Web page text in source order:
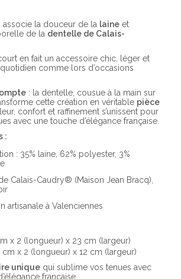
associe la douceur de la laine et
de la dentelle de Calais-
en fait un accessoire chic, léger et
comme lors d’occasions
: la dentelle, cousue à la main sur
cette création en véritable pièce
confort et raffinement s’unissent pour
avec une touche d’élégance française.
:
: 35% laine, 62% polyester, 3%
Calais-Caudry® (Maison Jean Bracq),
artisanale à Valenciennes
x 2 (longueur) x 23 cm (largeur)
cm x 2 (longueur) x 12 cm (largeur)
uniquequi sublime vos tenues avec
française.